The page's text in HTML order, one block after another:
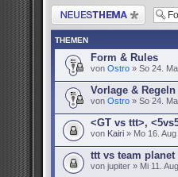
Neues Thema erstellen
THEMEN
Form & Rules
von Ostro » So 24.
Vorlage & Regeln
von Ostro » So 24.
<GT vs ttt>,
von Kairi » Mo 16.
ttt vs team planet
von jupiter » Mi 11.